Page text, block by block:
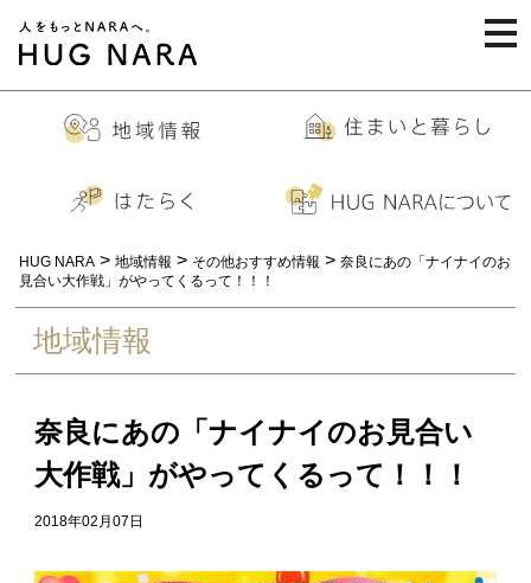
HUG NARA > 地域情報 > その他おすすめ情報 > 奈良にあの「ナイナイのお
見合い大作戦」がやってくるって！！！
地域情報
奈良にあの「ナイナイのお見合い
大作戦」がやってくるって！！！
2018年02月07日